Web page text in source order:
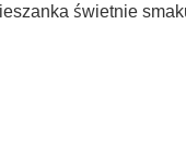
świetnie